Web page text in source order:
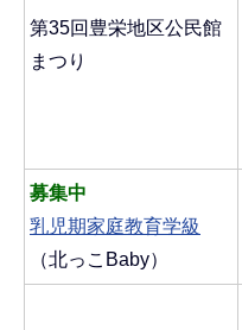
第35回豊栄地区公民館
まつり
募集中
乳児期家庭教育学級
（北っこBaby）